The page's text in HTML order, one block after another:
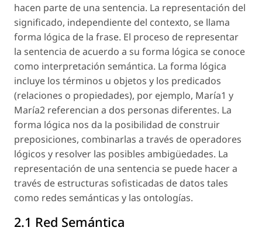
hacen parte de una sentencia. La representación del
significado, independiente del contexto, se llama
forma lógica de la frase. El proceso de representar
la sentencia de acuerdo a su forma lógica se conoce
como interpretación semántica. La forma lógica
incluye los términos u objetos y los predicados
(relaciones o propiedades), por ejemplo, María1 y
María2 referencian a dos personas diferentes. La
forma lógica nos da la posibilidad de construir
preposiciones, combinarlas a través de operadores
lógicos y resolver las posibles ambigüedades. La
representación de una sentencia se puede hacer a
través de estructuras sofisticadas de datos tales
como redes semánticas y las ontologías.
2.1 Red Semántica